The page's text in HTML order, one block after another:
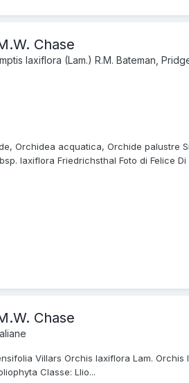
Chase
laxiflora (Lam.) R.M. Bateman,
Orchidea acquatica, Orchide palustre
laxiflora Friedrichsthal Foto di Felice
Chase
Villars Orchis laxiflora Lam.
Classe: Llio...